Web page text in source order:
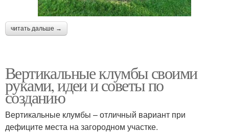
читать дальше →
Вертикальные клумбы своими
руками, идеи и советы по
созданию
Вертикальные клумбы – отличный вариант при
дефиците места на загородном участке.